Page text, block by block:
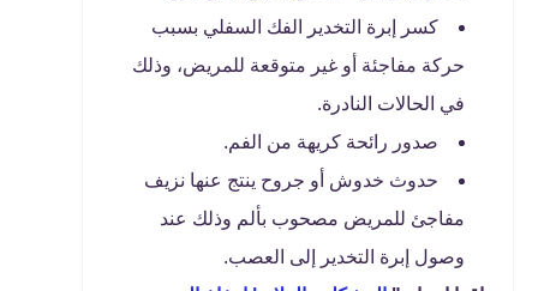
كسر إبرة التخدير الفك السفلي بسبب
حركة مفاجئة أو غير متوقعة للمريض، وذلك
في الحالات النادرة.
صدور رائحة كريهة من الفم.
حدوث خدوش أو جروح ينتج عنها نزيف
مفاجئ للمريض مصحوب بألم وذلك عند
وصول إبرة التخدير إلى العصب.